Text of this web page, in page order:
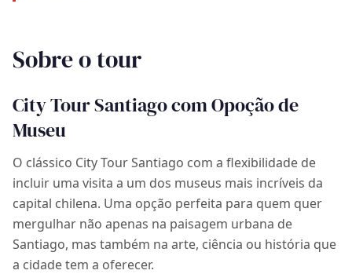
Sobre o tour
City Tour Santiago com Opoção de
Museu
O clássico City Tour Santiago com a flexibilidade de
incluir uma visita a um dos museus mais incríveis da
capital chilena. Uma opção perfeita para quem quer
mergulhar não apenas na paisagem urbana de
Santiago, mas também na arte, ciência ou história que
a cidade tem a oferecer.
🗺️
Suas experiências aparecem aqui
Responda as perguntas ao lado para filtrar os
tours e pacotes.